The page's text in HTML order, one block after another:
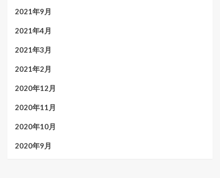
2021年9月
2021年4月
2021年3月
2021年2月
2020年12月
2020年11月
2020年10月
2020年9月